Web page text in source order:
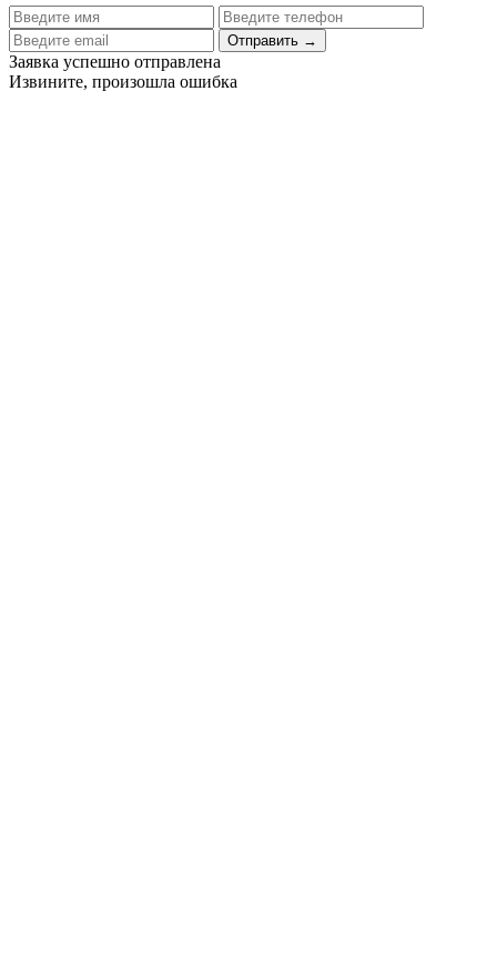
Отправить →
Заявка успешно отправлена
Извините, произошла ошибка